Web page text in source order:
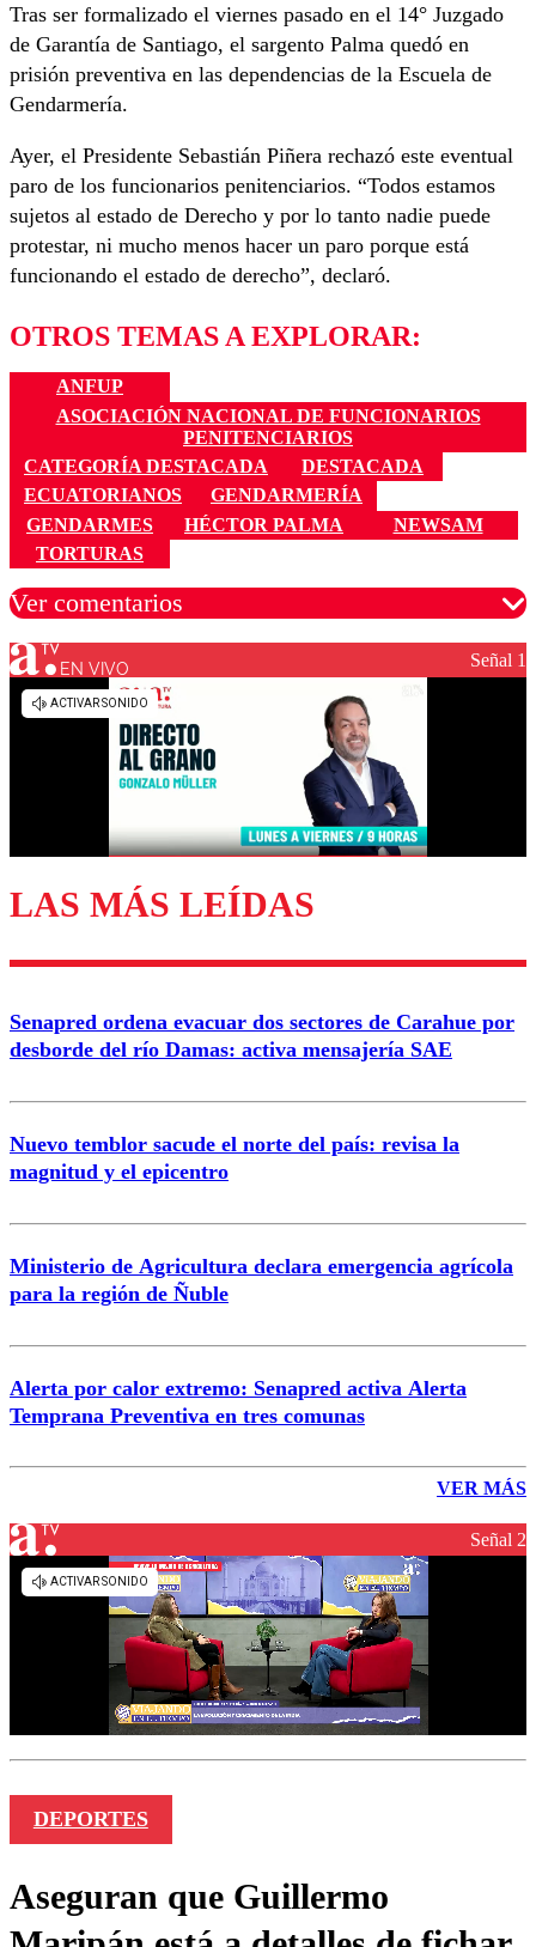
Tras ser formalizado el viernes pasado en el 14° Juzgado
de Garantía de Santiago, el sargento Palma quedó en
prisión preventiva en las dependencias de la Escuela de
Gendarmería.
Ayer, el Presidente Sebastián Piñera rechazó este eventual
paro de los funcionarios penitenciarios. “Todos estamos
sujetos al estado de Derecho y por lo tanto nadie puede
protestar, ni mucho menos hacer un paro porque está
funcionando el estado de derecho”, declaró.
OTROS TEMAS A EXPLORAR:
ANFUP
ASOCIACIÓN NACIONAL DE FUNCIONARIOS
PENITENCIARIOS
CATEGORÍA DESTACADA
DESTACADA
ECUATORIANOS
GENDARMERÍA
GENDARMES
HÉCTOR PALMA
NEWSAM
TORTURAS
Ver comentarios
Los comentarios son moderados para garantizar un
diálogo respetuoso.
Enviar comentario
EN VIVO Señal 1
LAS MÁS LEÍDAS
Senapred ordena evacuar dos sectores de Carahue por
desborde del río Damas: activa mensajería SAE
Nuevo temblor sacude el norte del país: revisa la
magnitud y el epicentro
Ministerio de Agricultura declara emergencia agrícola
para la región de Ñuble
Alerta por calor extremo: Senapred activa Alerta
Temprana Preventiva en tres comunas
VER MÁS
Señal 2
DEPORTES
Aseguran que Guillermo